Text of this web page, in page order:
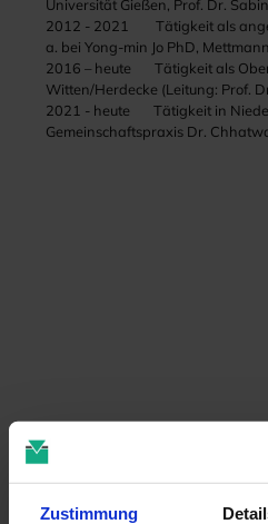
Zustimmung
Universität Gießen, Prof. Dr.
2012 - 2021
Tätigkeit als
a. bei Yong-min Jo PhD,
2016 – heute
Tätigkeit als
Witten/Herdecke (Leitung: Prof.
2021 - heute Tätigkeit in
Gemeinschaftspraxis Dr.